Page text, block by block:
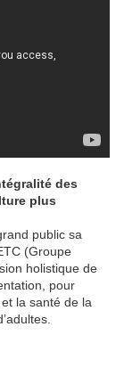
des
plus
public sa
(Groupe
holistique de
pour
la santé de la